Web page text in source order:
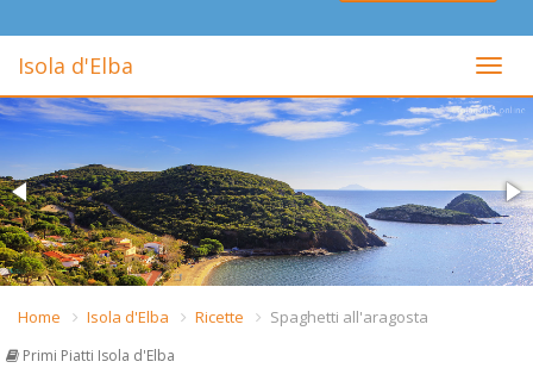
ENG
DEU
NED
FRA
Togli
Isola d'Elba
Home Isola d'Elba Ricette Spaghetti all'aragosta
Primi Piatti Isola d'Elba